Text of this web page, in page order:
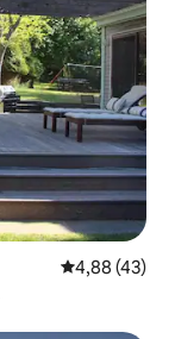
4,88 de uma
4,88 (43)